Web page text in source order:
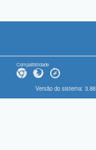
Compatibilidade
Versão do sistema: